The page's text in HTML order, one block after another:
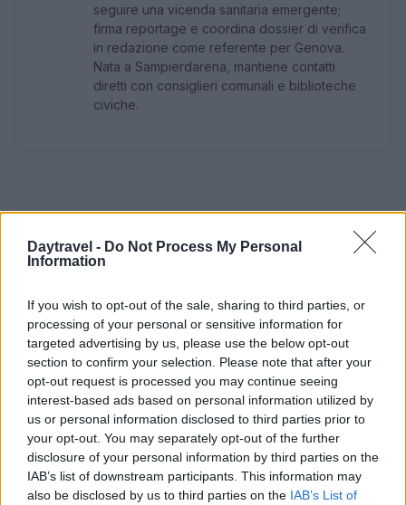
Daytravel - Do Not Process My Personal
Information
If you wish to opt-out of the sale, sharing to third parties, or
processing of your personal or sensitive information for
targeted advertising by us, please use the below opt-out
section to confirm your selection. Please note that after your
opt-out request is processed you may continue seeing
interest-based ads based on personal information utilized by
us or personal information disclosed to third parties prior to
your opt-out. You may separately opt-out of the further
disclosure of your personal information by third parties on the
IAB’s list of downstream participants. This information may
also be disclosed by us to third parties on the IAB’s List of
seguire una vicenda sanitaria emergente;
firma reportage e coordina dossier di verifica
in redazione come referente per Genova.
Nata a Sampierdarena, mantiene contatti
diretti con consiglieri comunali e biblioteche
civiche.